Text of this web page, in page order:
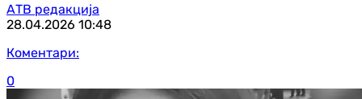
АТВ редакција
28.04.2026 10:48
Коментари:
0